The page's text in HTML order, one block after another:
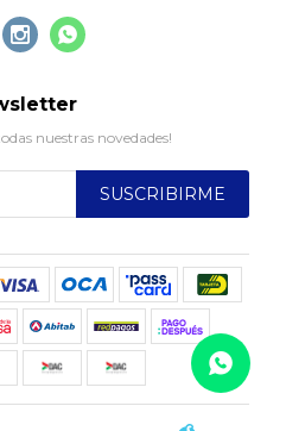
 
nuestras novedades!
SUSCRIBIRME